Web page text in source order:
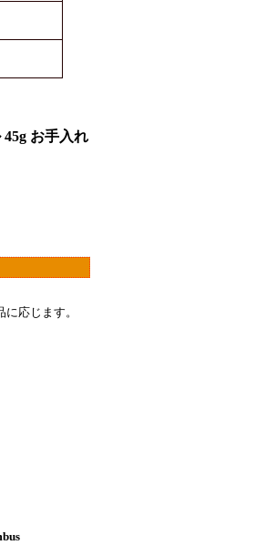
45g お手入れ
応じます。